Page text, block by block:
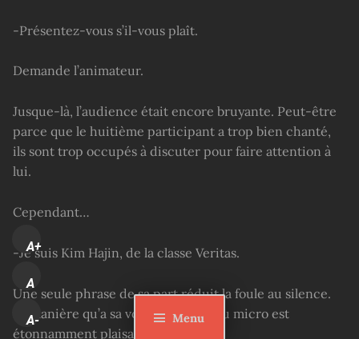
Menu
-Présentez-vous s’il-vous plaît.
Demande l’animateur.
Jusque-là, l’audience était encore bruyante. Peut-être
parce que le huitième participant a trop bien chanté,
ils sont trop occupés à discuter pour faire attention à
lui.
Cependant…
-Je suis Kim Hajin, de la classe Veritas.
Une seule phrase de sa part réduit la foule au silence.
La manière qu’a sa voix de sonner au micro est
étonnamment plaisante.
A+
A
A-